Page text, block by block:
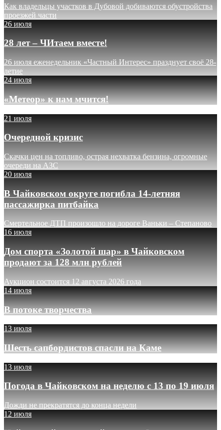
Как владельцы участков в Дубовой добиваются обустройства
проезжей части
26 июля
28 лет – ЧИтаем вместе!
26 июля еженедельник «Частный Интерес» празднует своё 28-
летие
24 июля
«Метеор» к нам мчится!
21 июля
Очередной кризис
Скачки цен на топливо, острая нехватка бензина, огромные
очереди на АЗС
20 июля
В Чайковском округе погибла 14-летняя
пассажирка питбайка
Смертельное ДТП произошло на дороге Ваньки – Степаново
16 июля
Дом спорта «Золотой шар» в Чайковском
продают за 128 млн рублей
Аукцион состоится 12 августа 2026 года
14 июля
В потоке творчества
13 июля
Шесть сапбордистов спасли на Каме
13 июля
Погода в Чайковском на неделю с 13 по 19 июля
Дожди не прекратятся до конца недели
12 июля